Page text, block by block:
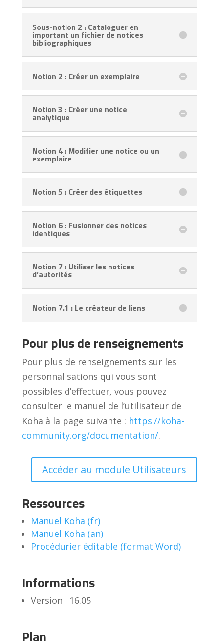
Sous-notion 2 : Cataloguer en
important un fichier de notices
bibliographiques
Notion 2 : Créer un exemplaire
Notion 3 : Créer une notice
analytique
Notion 4 : Modifier une notice ou un
exemplaire
Notion 5 : Créer des étiquettes
Notion 6 : Fusionner des notices
identiques
Notion 7 : Utiliser les notices
d’autorités
Notion 7.1 : Le créateur de liens
Pour plus de renseignements
Pour plus de renseignements sur les
personnalisations qui vous sont
possibles d’effectuer, vous pouvez
consulter le manuel de l’utilisateur de
Koha à la page suivante : https://koha-
community.org/documentation/.
Accéder au module Utilisateurs
Ressources
Manuel Koha (fr)
Manuel Koha (an)
Procédurier éditable (format Word)
Informations
Version : 16.05
Plan